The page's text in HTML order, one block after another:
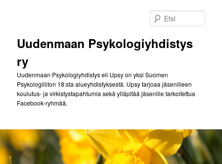
Uudenmaan Psykologiyhdistys
ry
Uudenmaan Psykologiyhdistys eli Upsy on yksi Suomen
Psykologiliiton 18:sta alueyhdistyksestä. Upsy tarjoaa jäsenilleen
koulutus- ja virkistystapahtumia sekä ylläpitää jäsenille tarkoitettua
Facebook-ryhmää.